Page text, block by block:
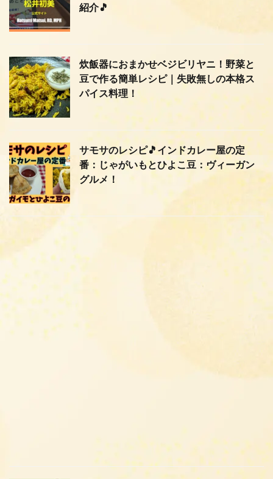
紹介🎵
炊飯器におまかせベジビリヤニ！野菜と
豆で作る簡単レシピ｜失敗無しの本格ス
パイス料理！
サモサのレシピ🎵インドカレー屋の定
番：じゃがいもとひよこ豆：ヴィーガン
グルメ！